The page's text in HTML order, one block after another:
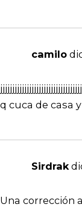
camilo
q cuca de casa
Sirdrak
Una corrección